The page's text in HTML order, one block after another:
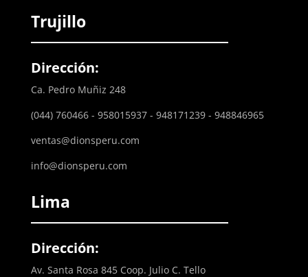
Trujillo
Dirección:
Ca. Pedro Muñiz 248
(044) 760466 - 958015937 - 948171239 - 948846965
ventas@dionsperu.com
info@dionsperu.com
Lima
Dirección:
Av. Santa Rosa 845 Coop. Julio C. Tello